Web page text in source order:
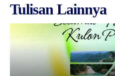
Tulisan Lainnya